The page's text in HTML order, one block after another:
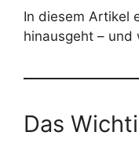
In diesem Artikel
hinausgeht – und
Das